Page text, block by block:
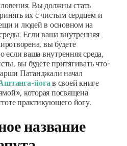
Вы должны стать
их с чистым сердцем и
и людей в основном на
Если ваша внутренняя
вы будете
если ваша внутренняя среда,
вы будете притягивать что-
Патанджали начал
йогав своей книге
которая посвящена
практикующего йогу.
название